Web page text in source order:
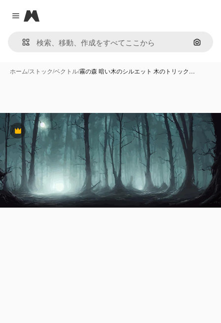
Close menu
Magnific
画像で
ホーム/ストック/ベクトル/霧の森 暗い木のシルエット 木のトリック…
Premium